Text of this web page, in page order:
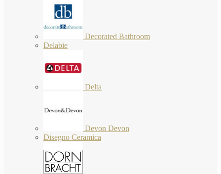
Decorated Bathroom
Delabie
Delta
Devon Devon
Disegno Ceramica